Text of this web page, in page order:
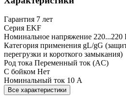
Гарантия 7 лет
Серия EKF
Номинальное напряжение 220...220
Категория применения gL/gG
перегрузки и короткого замыкания)
Род тока Переменный ток (AC)
С бойком Нет
Номинальный ток 10 А
Все характеристики